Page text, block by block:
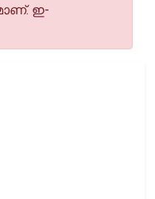
ഇ-